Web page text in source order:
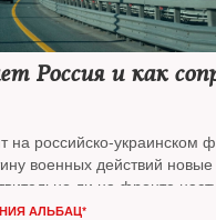
Россия и как
на российско-украинском
военных действий
ли на фронте
военного
АЛЬБАЦ*